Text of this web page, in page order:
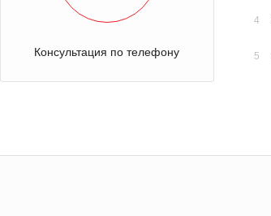
Консультация по телефону
4
5